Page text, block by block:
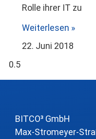
Rolle ihrer IT zu
Weiterlesen »
22. Juni 2018
BITCO³ GmbH
Max-Stromeyer-